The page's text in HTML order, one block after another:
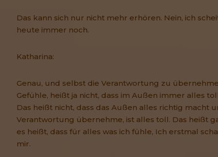
Das kann sich nur nicht mehr erhören. Nein, ich
heute immer noch.
Katharina:
Genau, und selbst die Verantwortung zu
Gefühle, heißt ja nicht, dass im Außen immer alles
Das heißt nicht, dass das Außen alles richtig macht
Verantwortung übernehme, ist alles toll. Das heißt
es heißt, dass für alles was ich fühle, Ich erstmal
mir.